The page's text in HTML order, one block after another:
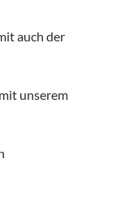
auch der
unserem